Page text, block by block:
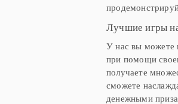
Лучшие игры
У нас вы можете
при помощи
получаете
сможете
денежными